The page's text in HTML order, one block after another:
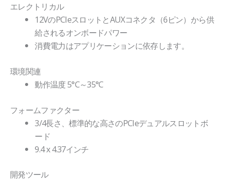
エレクトリカル
12VのPCIeスロットとAUXコネクタ（6ピン）から供
給されるオンボードパワー
消費電力はアプリケーションに依存します。
環境関連
動作温度 5°C～35°C
フォームファクター
3/4長さ、標準的な高さのPCIeデュアルスロットボ
ード
9.4 x 4.37インチ
開発ツール